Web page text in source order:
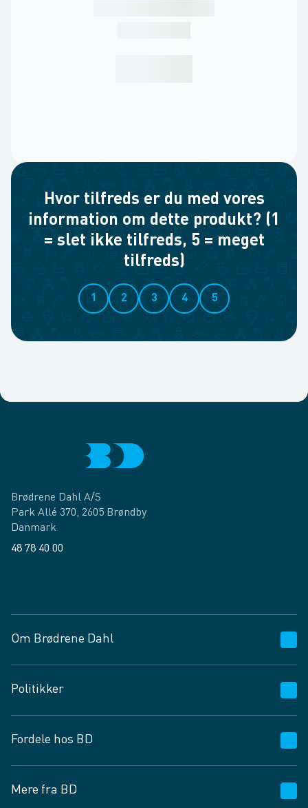
Hvor tilfreds er du med vores
information om dette produkt? (1
= slet ikke tilfreds, 5 = meget
tilfreds)
1 2 3 4 5
Brødrene Dahl A/S
Park Allé 370, 2605 Brøndby
Danmark
48 78 40 00
Om Brødrene Dahl
Vagttelefon 30 10 89 89
Spørgsmål og svar
Job og karriere
Fødevarekontrolrapport
Politikker
Privatlivspolitik
Cookies
Vilkår og betingelser
Fordele hos BD
BD app
Mere fra BD